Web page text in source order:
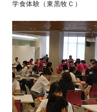
学食体験（東黒牧Ｃ）